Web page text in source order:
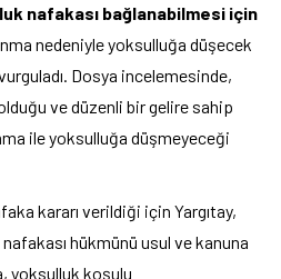
nafakası bağlanabilmesi için
nedeniyle yoksulluğa düşecek
Dosya incelemesinde,
ve düzenli bir gelire sahip
ile yoksulluğa düşmeyeceği
kararı verildiği için Yargıtay,
hükmünü usul ve kanuna
yoksulluk koşulu